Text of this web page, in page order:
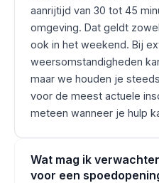
aanrijtijd van 30 tot 45
omgeving. Dat geldt
ook in het weekend. Bij
weersomstandigheden
maar we houden je
voor de meest actuele
meteen wanneer je hulp
Wat mag ik
voor een